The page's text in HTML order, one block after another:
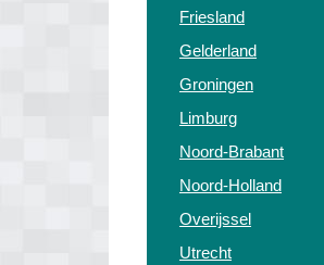
Friesland
Gelderland
Groningen
Limburg
Noord-Brabant
Noord-Holland
Overijssel
Utrecht